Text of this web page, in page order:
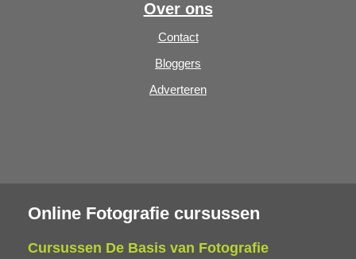
Over ons
Contact
Bloggers
Adverteren
Online Fotografie cursussen
Cursussen De Basis van Fotografie